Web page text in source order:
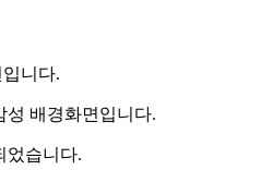
니다.
성 배경화면입니다.
었습니다.